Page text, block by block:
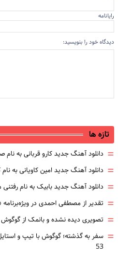
رایانامه
دیدگاه خود را بنویسید:
تازه ها
= دانلود آهنگ جدید کارو قربانی به نام
= دانلود آهنگ جدید امین کاویانی به
= دانلود آهنگ جدید بابیک به نام رفتنی
= تقدیر از مصطفی احمدی در ویژه‌برنامه
= تصویری دیده نشده و بانمک از
=
53